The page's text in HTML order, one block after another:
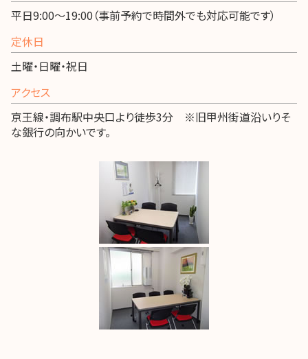
平日9:00～19:00（事前予約で時間外でも対応可能です）
定休日
土曜・日曜・祝日
アクセス
京王線・調布駅中央口より徒歩3分 ※旧甲州街道沿いりそ
な銀行の向かいです。